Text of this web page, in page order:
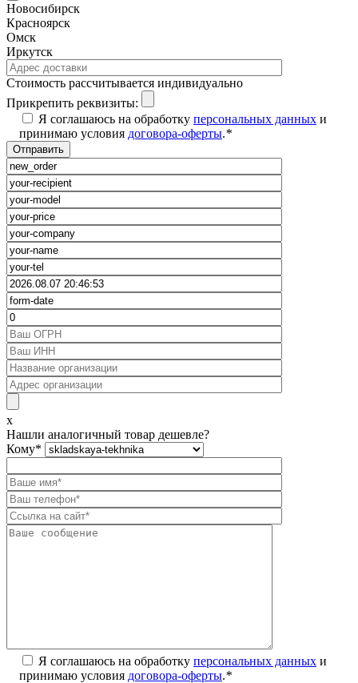
Новосибирск
Красноярск
Омск
Иркутск
Cтоимость рассчитывается индивидуально
Прикрепить реквизиты:
Я соглашаюсь на обработку персональных данных и
принимаю условия договора-оферты.*
x
Нашли аналогичный товар дешевле?
Кому*
Я соглашаюсь на обработку персональных данных и
принимаю условия договора-оферты.*